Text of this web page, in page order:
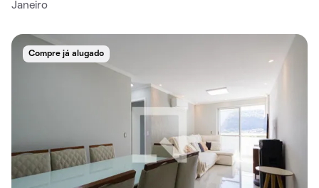
Janeiro
Compre já alugado